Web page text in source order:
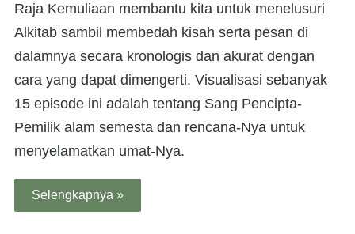
Raja Kemuliaan membantu kita untuk menelusuri
Alkitab sambil membedah kisah serta pesan di
dalamnya secara kronologis dan akurat dengan
cara yang dapat dimengerti. Visualisasi sebanyak
15 episode ini adalah tentang Sang Pencipta-
Pemilik alam semesta dan rencana-Nya untuk
menyelamatkan umat-Nya.
Selengkapnya »